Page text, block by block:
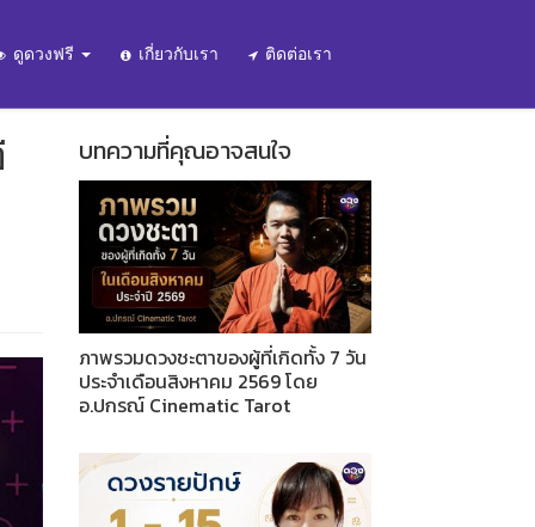
ดูดวงฟรี เกี่ยวกับเรา ติดต่อเรา
บทความที่คุณอาจสนใจ
ภาพรวมดวงชะตาของผู้ที่เกิดทั้ง 7 วัน
ประจำเดือนสิงหาคม 2569 โดย
อ.ปกรณ์ Cinematic Tarot